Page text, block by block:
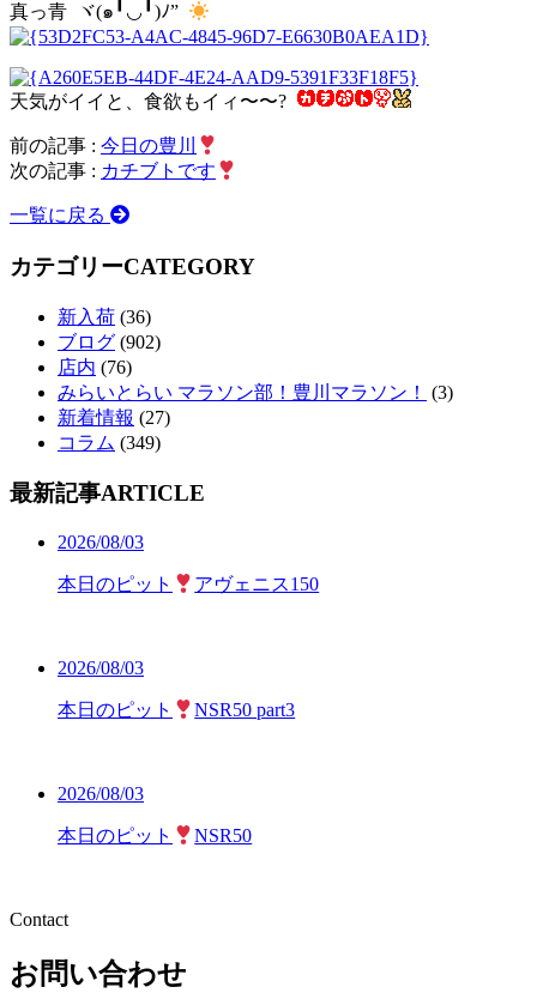
真っ青 ヾ(๑╹◡╹)ﾉ”
天気がイイと、食欲もイィ〜〜?
前の記事 : 今日の豊川
次の記事 : カチブトです
一覧に戻る
カテゴリーCATEGORY
新入荷 (36)
ブログ (902)
店内 (76)
みらいとらい マラソン部！豊川マラソン！
(3)
新着情報 (27)
コラム (349)
最新記事ARTICLE
2026/08/03
本日のピット アヴェニス150
2026/08/03
本日のピット NSR50 part3
2026/08/03
本日のピット NSR50
Contact
お問い合わせ